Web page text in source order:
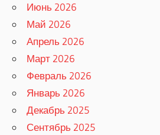
Июнь 2026
Май 2026
Апрель 2026
Март 2026
Февраль 2026
Январь 2026
Декабрь 2025
Сентябрь 2025